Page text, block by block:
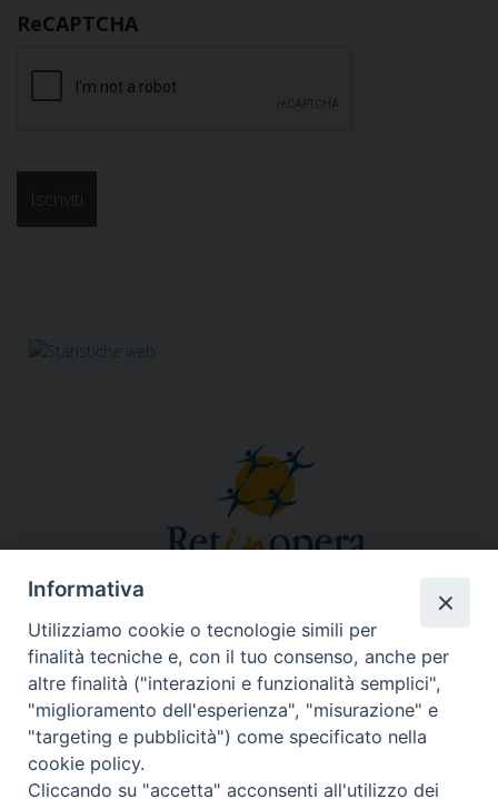
ReCAPTCHA
Responsabile segreteria organizzativa, tecnico, amministrativa,
comunicazione, grafica, social&web, Info in rete:
Fabiana Alario
Via Lungotevere dei Vallati, 10 - 00186 Roma
Tel. 3755457540
email:retinoperaroma@gmail.com -segreteria@retinopera.it
© Copyright 2012-2020
Informativa
Utilizziamo cookie o tecnologie simili per
finalità tecniche e, con il tuo consenso, anche per
altre finalità ("interazioni e funzionalità semplici",
"miglioramento dell'esperienza", "misurazione" e
"targeting e pubblicità") come specificato nella
cookie policy.
Cliccando su "accetta" acconsenti all'utilizzo dei